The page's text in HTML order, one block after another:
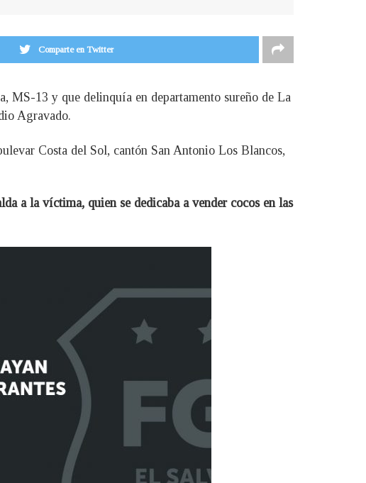
Comparte en Twitter
MS-13 y que delinquía en departamento sureño de La
Agravado.
Costa del Sol, cantón San Antonio Los Blancos,
a la víctima, quien se dedicaba a vender cocos en las